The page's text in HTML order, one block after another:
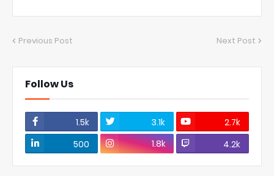
Previous Post Next Post
Follow Us
1.5k 3.1k
2.7k
500
1.8k 4.2k